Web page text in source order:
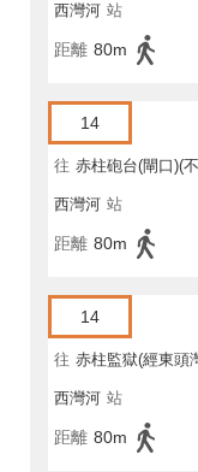
西灣河 站
距離 80m
14
往 赤柱砲台(閘口)(
灣道)
西灣河 站
距離 80m
14
往 赤柱監獄(經東頭
西灣河 站
距離 80m